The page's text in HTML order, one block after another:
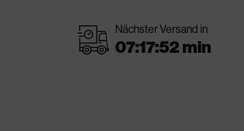
shipping Nächster Versand in